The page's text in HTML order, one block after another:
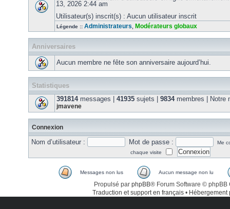
13, 2026 2:44 am
Utilisateur(s) inscrit(s) : Aucun utilisateur inscrit
Légende :: Administrateurs Modérateurs globaux
Anniversaires
Aucun membre ne fête son anniversaire aujourd’hui.
Statistiques
391814messages | 41935 sujets | 9834membres | Notre
jmavene
Connexion
Nom d’utilisateur : Mot de passe :
Me
chaque visite
Messages non lus Aucun message non lu
Propulsé par phpBB® Forum Software © phpBB
Traduction et support en français • Hébergement